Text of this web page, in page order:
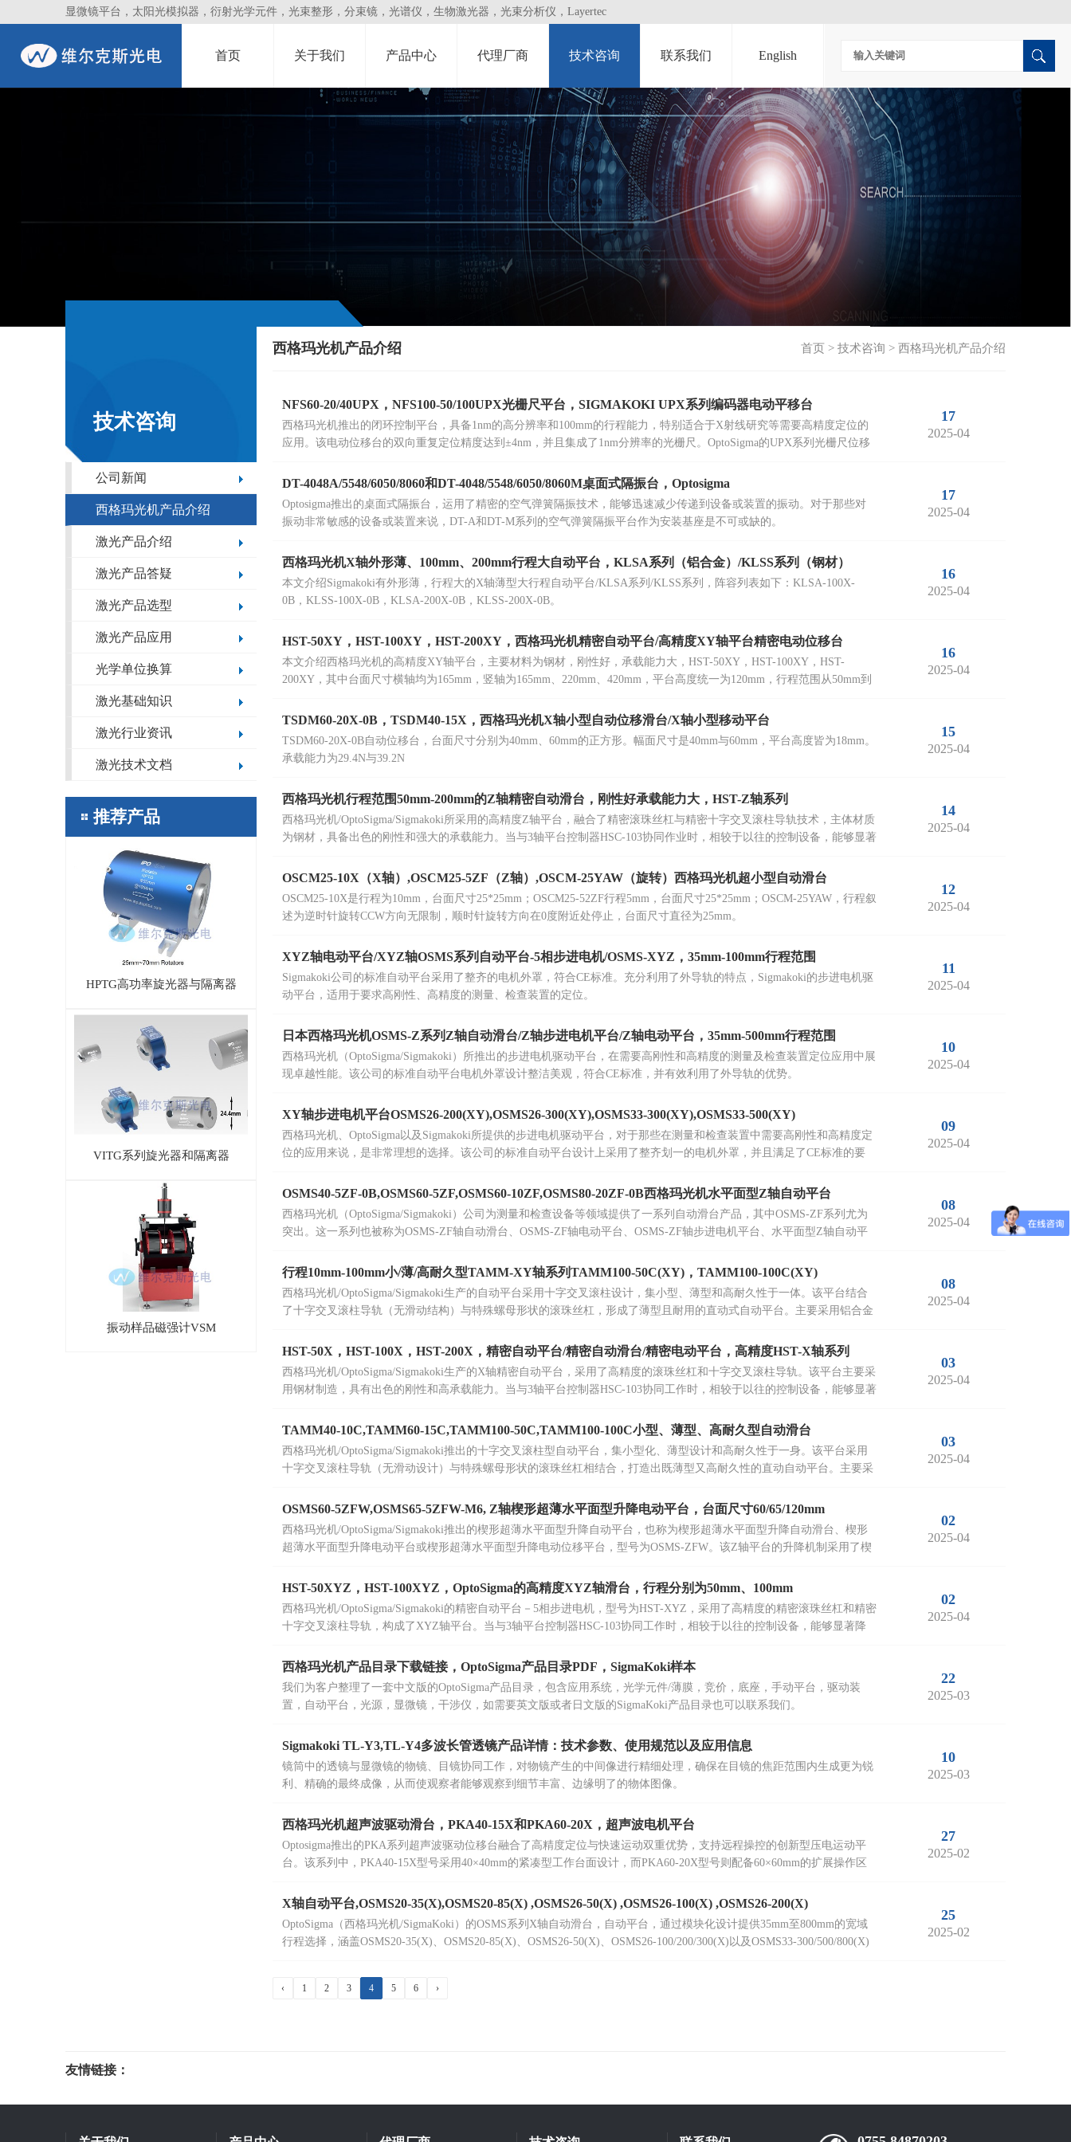
显微镜平台，太阳光模拟器，衍射光学元件，光束整形，分束镜，光谱仪，生物激光器，光束分析仪，Layertec
首页 关于我们 产品中心 代理厂商 技术咨询 联系我们 English
技术咨询
公司新闻
西格玛光机产品介绍
激光产品介绍
激光产品答疑
激光产品选型
激光产品应用
光学单位换算
激光基础知识
激光行业资讯
激光技术文档
推荐产品
HPTG高功率旋光器与隔离器
VITG系列旋光器和隔离器
振动样品磁强计VSM
西格玛光机产品介绍 首页 > 技术咨询 > 西格玛光机产品介绍
NFS60-20/40UPX，NFS100-50/100UPX光栅尺平台，SIGMAKOKI UPX系列编码器电动平移台
西格玛光机推出的闭环控制平台，具备1nm的高分辨率和100mm的行程能力，特别适合于X射线研究等需要高精度定位的
应用。该电动位移台的双向重复定位精度达到±4nm，并且集成了1nm分辨率的光栅尺。OptoSigma的UPX系列光栅尺位移
17
2025-04
DT-4048A/5548/6050/8060和DT-4048/5548/6050/8060M桌面式隔振台，Optosigma
Optosigma推出的桌面式隔振台，运用了精密的空气弹簧隔振技术，能够迅速减少传递到设备或装置的振动。对于那些对
振动非常敏感的设备或装置来说，DT-A和DT-M系列的空气弹簧隔振平台作为安装基座是不可或缺的。
17
2025-04
西格玛光机X轴外形薄、100mm、200mm行程大自动平台，KLSA系列（铝合金）/KLSS系列（钢材）
本文介绍Sigmakoki有外形薄，行程大的X轴薄型大行程自动平台/KLSA系列/KLSS系列，阵容列表如下：KLSA-100X-
0B，KLSS-100X-0B，KLSA-200X-0B，KLSS-200X-0B。
16
2025-04
HST-50XY，HST-100XY，HST-200XY，西格玛光机精密自动平台/高精度XY轴平台精密电动位移台
本文介绍西格玛光机的高精度XY轴平台，主要材料为钢材，刚性好，承载能力大，HST-50XY，HST-100XY，HST-
200XY，其中台面尺寸横轴均为165mm，竖轴为165mm、220mm、420mm，平台高度统一为120mm，行程范围从50mm到
16
2025-04
TSDM60-20X-0B，TSDM40-15X，西格玛光机X轴小型自动位移滑台/X轴小型移动平台
TSDM60-20X-0B自动位移台，台面尺寸分别为40mm、60mm的正方形。幅面尺寸是40mm与60mm，平台高度皆为18mm。
承载能力为29.4N与39.2N
15
2025-04
西格玛光机行程范围50mm-200mm的Z轴精密自动滑台，刚性好承载能力大，HST-Z轴系列
西格玛光机/OptoSigma/Sigmakoki所采用的高精度Z轴平台，融合了精密滚珠丝杠与精密十字交叉滚柱导轨技术，主体材质
为钢材，具备出色的刚性和强大的承载能力。当与3轴平台控制器HSC-103协同作业时，相较于以往的控制设备，能够显著
14
2025-04
OSCM25-10X（X轴）,OSCM25-5ZF（Z轴）,OSCM-25YAW（旋转）西格玛光机超小型自动滑台
OSCM25-10X是行程为10mm，台面尺寸25*25mm；OSCM25-52ZF行程5mm，台面尺寸25*25mm；OSCM-25YAW，行程叙
述为逆时针旋转CCW方向无限制，顺时针旋转方向在0度附近处停止，台面尺寸直径为25mm。
12
2025-04
XYZ轴电动平台/XYZ轴OSMS系列自动平台-5相步进电机/OSMS-XYZ，35mm-100mm行程范围
Sigmakoki公司的标准自动平台采用了整齐的电机外罩，符合CE标准。充分利用了外导轨的特点，Sigmakoki的步进电机驱
动平台，适用于要求高刚性、高精度的测量、检查装置的定位。
11
2025-04
日本西格玛光机OSMS-Z系列Z轴自动滑台/Z轴步进电机平台/Z轴电动平台，35mm-500mm行程范围
西格玛光机（OptoSigma/Sigmakoki）所推出的步进电机驱动平台，在需要高刚性和高精度的测量及检查装置定位应用中展
现卓越性能。该公司的标准自动平台电机外罩设计整洁美观，符合CE标准，并有效利用了外导轨的优势。
10
2025-04
XY轴步进电机平台OSMS26-200(XY),OSMS26-300(XY),OSMS33-300(XY),OSMS33-500(XY)
西格玛光机、OptoSigma以及Sigmakoki所提供的步进电机驱动平台，对于那些在测量和检查装置中需要高刚性和高精度定
位的应用来说，是非常理想的选择。该公司的标准自动平台设计上采用了整齐划一的电机外罩，并且满足了CE标准的要
09
2025-04
OSMS40-5ZF-0B,OSMS60-5ZF,OSMS60-10ZF,OSMS80-20ZF-0B西格玛光机水平面型Z轴自动平台
西格玛光机（OptoSigma/Sigmakoki）公司为测量和检查设备等领域提供了一系列自动滑台产品，其中OSMS-ZF系列尤为
突出。这一系列也被称为OSMS-ZF轴自动滑台、OSMS-ZF轴电动平台、OSMS-ZF轴步进电机平台、水平面型Z轴自动平
08
2025-04
行程10mm-100mm小/薄/高耐久型TAMM-XY轴系列TAMM100-50C(XY)，TAMM100-100C(XY)
西格玛光机/OptoSigma/Sigmakoki生产的自动平台采用十字交叉滚柱设计，集小型、薄型和高耐久性于一体。该平台结合
了十字交叉滚柱导轨（无滑动结构）与特殊螺母形状的滚珠丝杠，形成了薄型且耐用的直动式自动平台。主要采用铝合金
08
2025-04
HST-50X，HST-100X，HST-200X，精密自动平台/精密自动滑台/精密电动平台，高精度HST-X轴系列
西格玛光机/OptoSigma/Sigmakoki生产的X轴精密自动平台，采用了高精度的滚珠丝杠和十字交叉滚柱导轨。该平台主要采
用钢材制造，具有出色的刚性和高承载能力。当与3轴平台控制器HSC-103协同工作时，相较于以往的控制设备，能够显著
03
2025-04
TAMM40-10C,TAMM60-15C,TAMM100-50C,TAMM100-100C小型、薄型、高耐久型自动滑台
西格玛光机/OptoSigma/Sigmakoki推出的十字交叉滚柱型自动平台，集小型化、薄型设计和高耐久性于一身。该平台采用
十字交叉滚柱导轨（无滑动设计）与特殊螺母形状的滚珠丝杠相结合，打造出既薄型又高耐久性的直动自动平台。主要采
03
2025-04
OSMS60-5ZFW,OSMS65-5ZFW-M6, Z轴楔形超薄水平面型升降电动平台，台面尺寸60/65/120mm
西格玛光机/OptoSigma/Sigmakoki推出的楔形超薄水平面型升降自动平台，也称为楔形超薄水平面型升降自动滑台、楔形
超薄水平面型升降电动平台或楔形超薄水平面型升降电动位移平台，型号为OSMS-ZFW。该Z轴平台的升降机制采用了楔
02
2025-04
HST-50XYZ，HST-100XYZ，OptoSigma的高精度XYZ轴滑台，行程分别为50mm、100mm
西格玛光机/OptoSigma/Sigmakoki的精密自动平台－5相步进电机，型号为HST-XYZ，采用了高精度的精密滚珠丝杠和精密
十字交叉滚柱导轨，构成了XYZ轴平台。当与3轴平台控制器HSC-103协同工作时，相较于以往的控制设备，能够显著降
02
2025-04
西格玛光机产品目录下载链接，OptoSigma产品目录PDF，SigmaKoki样本
我们为客户整理了一套中文版的OptoSigma产品目录，包含应用系统，光学元件/薄膜，竞价，底座，手动平台，驱动装
置，自动平台，光源，显微镜，干涉仪，如需要英文版或者日文版的SigmaKoki产品目录也可以联系我们。
22
2025-03
Sigmakoki TL-Y3,TL-Y4多波长管透镜产品详情：技术参数、使用规范以及应用信息
镜筒中的透镜与显微镜的物镜、目镜协同工作，对物镜产生的中间像进行精细处理，确保在目镜的焦距范围内生成更为锐
利、精确的最终成像，从而使观察者能够观察到细节丰富、边缘明了的物体图像。
10
2025-03
西格玛光机超声波驱动滑台，PKA40-15X和PKA60-20X，超声波电机平台
Optosigma推出的PKA系列超声波驱动位移台融合了高精度定位与快速运动双重优势，支持远程操控的创新型压电运动平
台。该系列中，PKA40-15X型号采用40×40mm的紧凑型工作台面设计，而PKA60-20X型号则配备60×60mm的扩展操作区
27
2025-02
X轴自动平台,OSMS20-35(X),OSMS20-85(X) ,OSMS26-50(X) ,OSMS26-100(X) ,OSMS26-200(X)
OptoSigma（西格玛光机/SigmaKoki）的OSMS系列X轴自动滑台，自动平台，通过模块化设计提供35mm至800mm的宽域
行程选择，涵盖OSMS20-35(X)、OSMS20-85(X)、OSMS26-50(X)、OSMS26-100/200/300(X)以及OSMS33-300/500/800(X)
25
2025-02
‹ 1 2 3 4 5 6 ›
友情链接：